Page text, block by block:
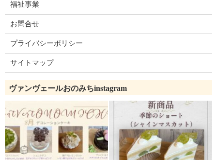
福祉事業
お問合せ
プライバシーポリシー
サイトマップ